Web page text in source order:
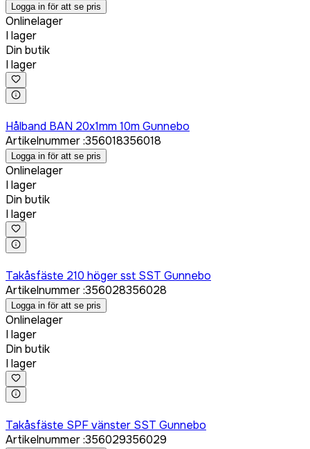
Logga in för att se pris
Onlinelager
I lager
Din butik
I lager
Hålband BAN 20x1mm 10m Gunnebo
Artikelnummer:356018356018
Logga in för att se pris
Onlinelager
I lager
Din butik
I lager
Takåsfäste 210 höger sst SST Gunnebo
Artikelnummer:356028356028
Logga in för att se pris
Onlinelager
I lager
Din butik
I lager
Takåsfäste SPF vänster SST Gunnebo
Artikelnummer:356029356029